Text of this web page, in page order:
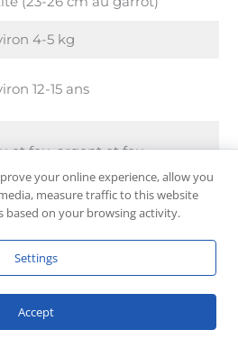
4-5 kg
12-15 ans
et feu, argent et feu
soyeux, droit
amical, alerte, courageux
your online experience, allow you
measure traffic to this website
based on your browsing activity.
Settings
Accept